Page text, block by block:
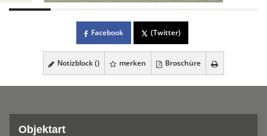
Facebook (Twitter)
Notizblock () merken Broschüre
Objektart